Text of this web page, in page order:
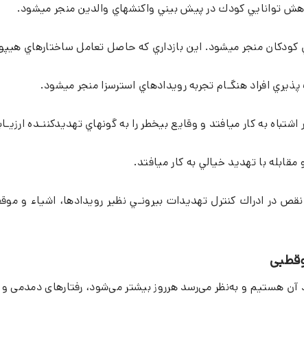
توانايي كودك در پيش بيني واكنشهاي والدين منجر ميشود.
كودكان منجر ميشود. اين بازداري كه حاصل تعامل ساختارهاي
افراد هنگـام تجربه رويدادهاي استرسزا منجر ميشود.
به كار ميافتد و وقايع بيخطر را به گونهاي تهديدكننـده
با تهديد خيالي به كار ميافتد.
در ادراك كنترل تهديدات بيرونـي نظير رويدادها، اشياء و
آن هستیم و به‌نظر می‌رسد هرروز بیشتر می‌شود، رفتارهای